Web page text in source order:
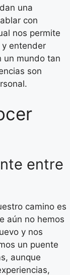
una
con
nos permite
entender
un mundo tan
son
entre
camino es
aún no hemos
y nos
un puente
aunque